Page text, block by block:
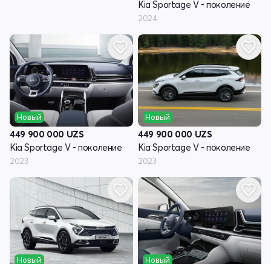
Kia Sportage V - поколение
2024
Новый
449 900 000 UZS
Kia Sportage V - поколение
2023
Новый
449 900 000 UZS
Kia Sportage V - поколение
2023
Новый Новый